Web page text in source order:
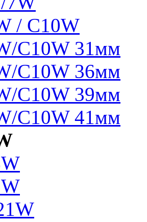
/ C10W
C10W 31мм
C10W 36мм
C10W 39мм
C10W 41мм